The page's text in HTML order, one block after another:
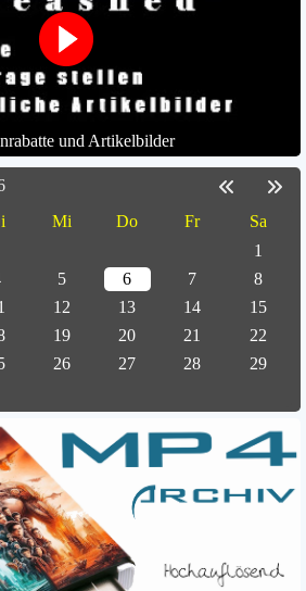
und Artikelbilder
Mi Do Fr
Sa
1
5 6 7
8
12 13 14
15
19 20 21
22
26 27 28
29